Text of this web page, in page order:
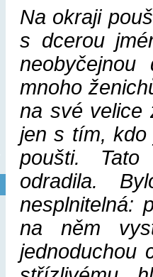
Na okraji
s dcerou
mnoho
na své velice
jen s tím,
poušti. Tato
odradila.
nesplnitelná:
na něm
jednoduchou